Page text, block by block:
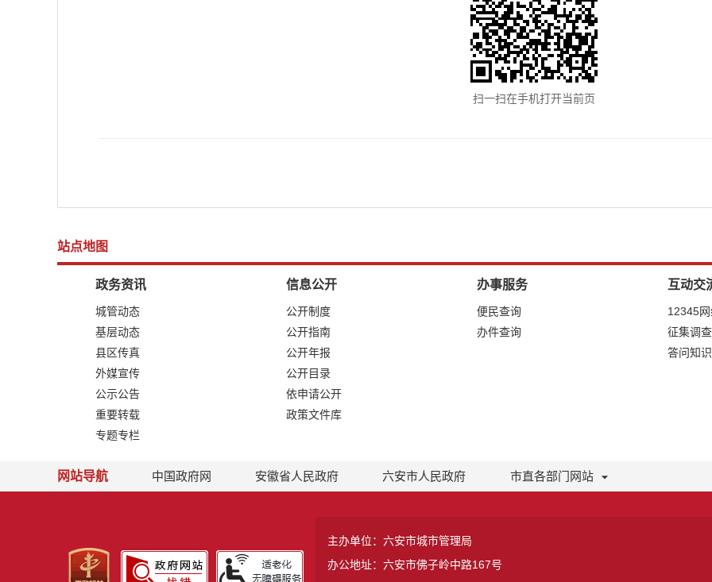
扫一扫在手机打开当前页
站点地图
政务资讯
城管动态
基层动态
县区传真
外媒宣传
公示公告
重要转载
专题专栏
信息公开
公开制度
公开指南
公开年报
公开目录
依申请公开
政策文件库
办事服务
便民查询
办件查询
互动交
12345
征集调查
答问知
网站导航 中国政府网 安徽省人民政府 六安市人民政府 市直各部门网站
主办单位：六安市城市管理局
办公地址：六安市佛子岭中路167号